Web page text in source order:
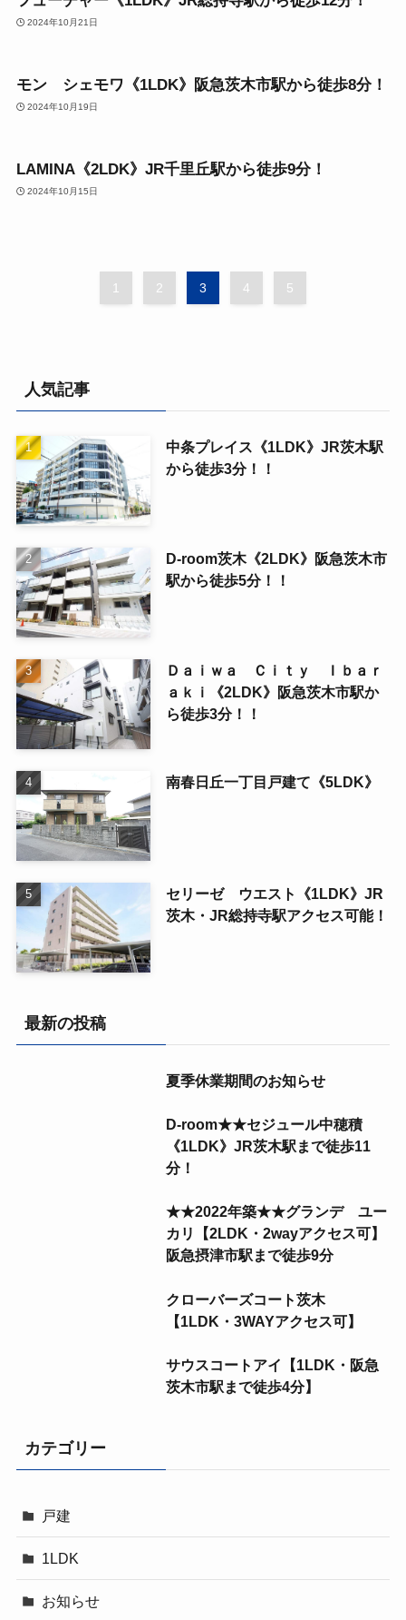
2024年10月21日
モン シェモワ《1LDK》阪急茨木市駅から徒歩8分！
2024年10月19日
LAMINA《2LDK》JR千里丘駅から徒歩9分！
2024年10月15日
1 2 3 4 5
人気記事
中条プレイス《1LDK》JR茨木駅
から徒歩3分！！
D-room茨木《2LDK》阪急茨木市
駅から徒歩5分！！
Ｄａｉｗａ Ｃｉｔｙ Ｉｂａｒ
ａｋｉ《2LDK》阪急茨木市駅か
ら徒歩3分！！
南春日丘一丁目戸建て《5LDK》
セリーゼ ウエスト《1LDK》JR
茨木・JR総持寺駅アクセス可能！
最新の投稿
夏季休業期間のお知らせ
D-room★★セジュール中穂積
《1LDK》JR茨木駅まで徒歩11
分！
★★2022年築★★グランデ ユー
カリ【2LDK・2wayアクセス可】
阪急摂津市駅まで徒歩9分
クローバーズコート茨木
【1LDK・3WAYアクセス可】
サウスコートアイ【1LDK・阪急
茨木市駅まで徒歩4分】
カテゴリー
戸建
1LDK
お知らせ